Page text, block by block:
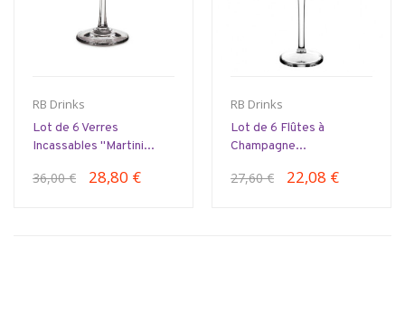
RB Drinks
Lot de 6 Verres
Incassables "Martini...
36,00 € 28,80 €
RB Drinks
Lot de 6 Flûtes à
Champagne...
27,60 € 22,08 €